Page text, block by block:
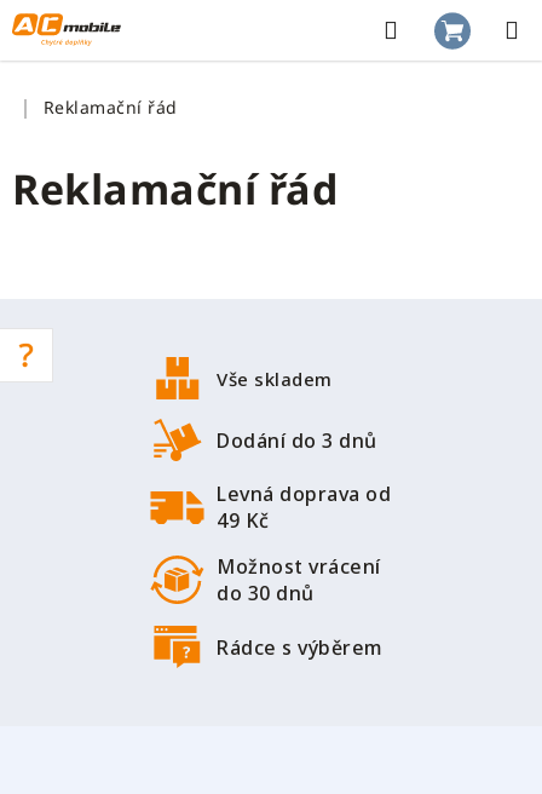
Přejít
na
obsah
Hledat
DomůReklamační řád
Reklamační řád
p Vše skladem
Dodání do 3 dnů
Levná doprava od
49 Kč
Možnost vrácení
do 30 dnů
Rádce s výběrem